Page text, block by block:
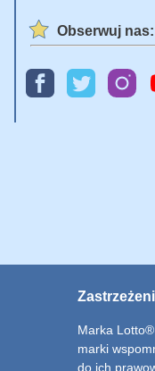
Obserwuj nas:
Marka Lotto®
marki
do ich